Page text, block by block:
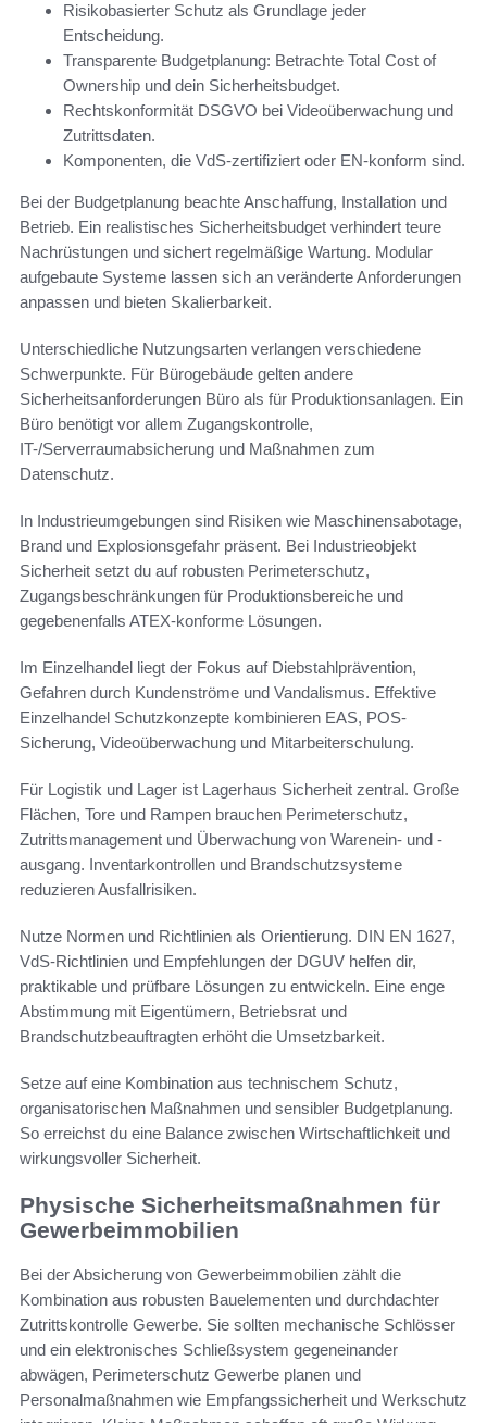
Risikobasierter Schutz als Grundlage jeder
Entscheidung.
Transparente Budgetplanung: Betrachte Total Cost of
Ownership und dein Sicherheitsbudget.
Rechtskonformität DSGVO bei Videoüberwachung und
Zutrittsdaten.
Komponenten, die VdS-zertifiziert oder EN-konform sind.
Bei der Budgetplanung beachte Anschaffung, Installation und
Betrieb. Ein realistisches Sicherheitsbudget verhindert teure
Nachrüstungen und sichert regelmäßige Wartung. Modular
aufgebaute Systeme lassen sich an veränderte Anforderungen
anpassen und bieten Skalierbarkeit.
Unterschiedliche Nutzungsarten verlangen verschiedene
Schwerpunkte. Für Bürogebäude gelten andere
Sicherheitsanforderungen Büro als für Produktionsanlagen. Ein
Büro benötigt vor allem Zugangskontrolle,
IT-/Serverraumabsicherung und Maßnahmen zum
Datenschutz.
In Industrieumgebungen sind Risiken wie Maschinensabotage,
Brand und Explosionsgefahr präsent. Bei Industrieobjekt
Sicherheit setzt du auf robusten Perimeterschutz,
Zugangsbeschränkungen für Produktionsbereiche und
gegebenenfalls ATEX-konforme Lösungen.
Im Einzelhandel liegt der Fokus auf Diebstahlprävention,
Gefahren durch Kundenströme und Vandalismus. Effektive
Einzelhandel Schutzkonzepte kombinieren EAS, POS-
Sicherung, Videoüberwachung und Mitarbeiterschulung.
Für Logistik und Lager ist Lagerhaus Sicherheit zentral. Große
Flächen, Tore und Rampen brauchen Perimeterschutz,
Zutrittsmanagement und Überwachung von Warenein- und -
ausgang. Inventarkontrollen und Brandschutzsysteme
reduzieren Ausfallrisiken.
Nutze Normen und Richtlinien als Orientierung. DIN EN 1627,
VdS-Richtlinien und Empfehlungen der DGUV helfen dir,
praktikable und prüfbare Lösungen zu entwickeln. Eine enge
Abstimmung mit Eigentümern, Betriebsrat und
Brandschutzbeauftragten erhöht die Umsetzbarkeit.
Setze auf eine Kombination aus technischem Schutz,
organisatorischen Maßnahmen und sensibler Budgetplanung.
So erreichst du eine Balance zwischen Wirtschaftlichkeit und
wirkungsvoller Sicherheit.
Physische Sicherheitsmaßnahmen für
Gewerbeimmobilien
Bei der Absicherung von Gewerbeimmobilien zählt die
Kombination aus robusten Bauelementen und durchdachter
Zutrittskontrolle Gewerbe. Sie sollten mechanische Schlösser
und ein elektronisches Schließsystem gegeneinander
abwägen, Perimeterschutz Gewerbe planen und
Personalmaßnahmen wie Empfangssicherheit und Werkschutz